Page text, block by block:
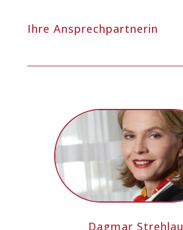
Ihre Ansprechpartnerin
Dagmar Strehlau